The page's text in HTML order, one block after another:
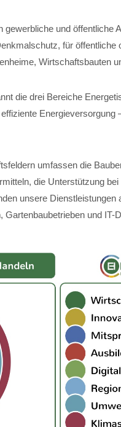
und öffentliche
für öffentliche
Wirtschaftsbauten
die drei Bereiche
Energieversorgung
umfassen die
die Unterstützung
unsere Dienstleistungen
und IT-